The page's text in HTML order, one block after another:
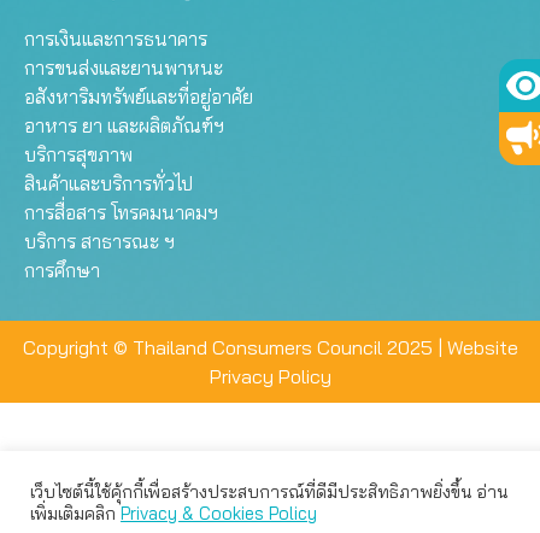
การเงินและการธนาคาร
การขนส่งและยานพาหนะ
อสังหาริมทรัพย์และที่อยู่อาศัย
อาหาร ยา และผลิตภัณฑ์ฯ
บริการสุขภาพ
สินค้าและบริการทั่วไป
การสื่อสาร โทรคมนาคมฯ
บริการ สาธารณะ ฯ
การศึกษา
Copyright © Thailand Consumers Council 2025 | Website
Privacy Policy
เว็บไซต์นี้ใช้คุ้กกี้เพื่อสร้างประสบการณ์ที่ดีมีประสิทธิภาพยิ่งขึ้น อ่าน
เพิ่มเติมคลิกPrivacy & Cookies Policy
เว็บไซต์นี้ใช้คุกกี้เพื่อมอบประสบการณ์การใช้งานที่ดีให้แก่ท่าน คุณ